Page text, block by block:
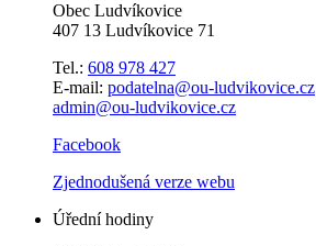
Obec Ludvíkovice
407 13 Ludvíkovice 71
Tel.: 608 978 427
E-mail: podatelna@ou-ludvikovice.cz
admin@ou-ludvikovice.cz
Facebook
Zjednodušená verze webu
Úřední hodiny